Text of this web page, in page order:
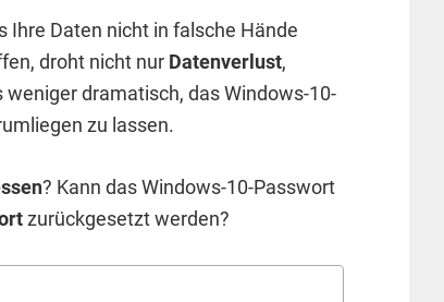
Ihre Daten nicht in falsche Hände
droht nicht nur Datenverlust,
weniger dramatisch, das Windows-10-
zu lassen.
? Kann das Windows-10-Passwort
zurückgesetzt werden?